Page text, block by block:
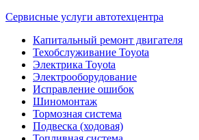
Сервисные услуги автотехцентра
Капитальный ремонт двигателя
Техобслуживание Toyota
Электрика Toyota
Электрооборудование
Исправление ошибок
Шиномонтаж
Тормозная система
Подвеска (ходовая)